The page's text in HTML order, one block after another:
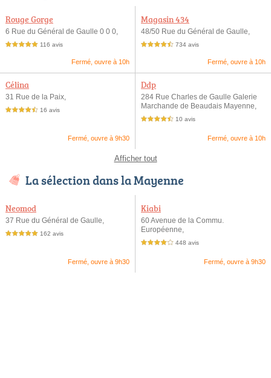
Rouge Gorge
6 Rue du Général de Gaulle 0 0 0,
5,0 étoiles sur 5 116 avis
Fermé, ouvre à 10h
Magasin 434
48/50 Rue du Général de Gaulle,
4,5 étoiles sur 5 734 avis
Fermé, ouvre à 10h
Célina
31 Rue de la Paix,
4,5 étoiles sur 5 16 avis
Fermé, ouvre à 9h30
Ddp
284 Rue Charles de Gaulle Galerie
Marchande de Beaudais Mayenne,
4,5 étoiles sur 5 10 avis
Fermé, ouvre à 10h
Afficher tout
La sélection dans la Mayenne
Neomod
37 Rue du Général de Gaulle,
5,0 étoiles sur 5 162 avis
Fermé, ouvre à 9h30
Kiabi
60 Avenue de la Commu.
Européenne,
4,0 étoiles sur 5 448 avis
Fermé, ouvre à 9h30